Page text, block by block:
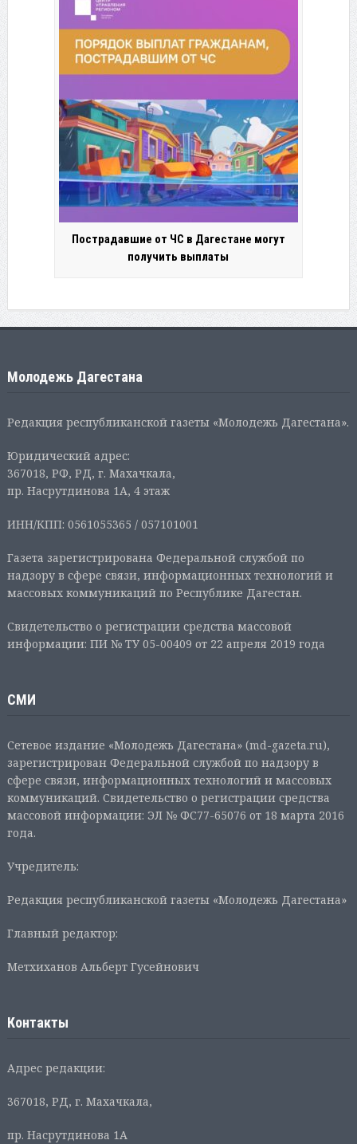
Пострадавшие от ЧС в Дагестане могут
получить выплаты
Молодежь Дагестана
Редакция республиканской газеты «Молодежь Дагестана».
Юридический адрес:
367018, РФ, РД, г. Махачкала,
пр. Насрутдинова 1А, 4 этаж
ИНН/КПП: 0561055365 / 057101001
Газета зарегистрирована Федеральной службой по
надзору в сфере связи, информационных технологий и
массовых коммуникаций по Республике Дагестан.
Свидетельство о регистрации средства массовой
информации: ПИ № ТУ 05-00409 от 22 апреля 2019 года
СМИ
Сетевое издание «Молодежь Дагестана» (md-gazeta.ru),
зарегистрирован Федеральной службой по надзору в
сфере связи, информационных технологий и массовых
коммуникаций. Свидетельство о регистрации средства
массовой информации: ЭЛ № ФС77-65076 от 18 марта 2016
года.
Учредитель:
Редакция республиканской газеты «Молодежь Дагестана»
Главный редактор:
Метхиханов Альберт Гусейнович
Контакты
Адрес редакции:
367018, РД, г. Махачкала,
пр. Насрутдинова 1А